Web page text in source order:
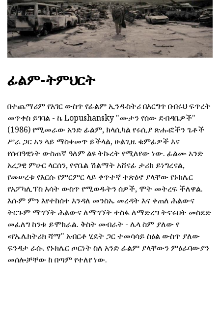
ፊልም-ትምህርት
በተጨማሪም የአገር ውስጥ የፊልም ኢንዱስትሪ በእርግጥ በብሩህ ፍጥረት
መጥቀስ ይገባል - ኬ Lopushansky "ሙታን የሰው ደብዳቤዎች"
(1986) የሚመራው አንድ ፊልም, ክላሲካል የሩሲያ ጽሑፎችን ጌቶች
ሥራ ጋር አን ላይ ማስቀመጥ ይችላል, ሁልጊዜ ቁምፊዎች እና
የሰብዓዊነት ውስጠኛ ዓለም ልዩ ትኩረት የሚለየው ነው. ፊልሙ አንድ
አረጋዊ ምሁር ላርሰን, የኖቤል ሽልማት አሸናፊ ታሪክ ይነግረናል,
የመሠረቱ የእርሱ የምርምር ላይ ቀጥተኛ ተጽዕኖ ያላቸው የኑክሌር
የአፖካሊፕስ እሳት ውስጥ የሚወዱትን ሰዎች, ሞት መትረፍ ችለዋል.
እሱም ምን እየተከሰተ እንዳለ መንስኤ መረዳት እና ቀጠለ ሕልውና
ትርጉም ማግኘት ሕልውና ለማግኘት ተስፋ ለማድረግ ትኖሩበት መስደድ
መፈለግ ከንቱ ይሞክራል. ቅስት መብራት - ሌላ ስም ያለው የ
«የኤሌክትሪክ ሻማ" አብርቶ ሂደት ጋር ተመሳሳይ ስዕል ውስጥ ያለው
ፍንዳታ ራሱ. የኑክሌር ጦርነት ስለ አንድ ፊልም ያላቸውን ምዕራባውያን
መሰሎቻቸው ከ በጣም የተለየ ነው.